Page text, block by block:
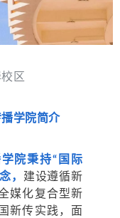
区
学院简介
院秉持“国际
， 建设遵循新
媒化复合型新
新传实践，面